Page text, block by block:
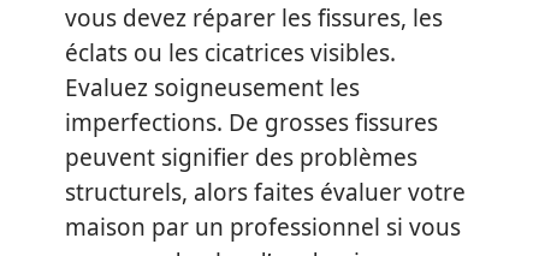
vous devez réparer les fissures, les
éclats ou les cicatrices visibles.
Evaluez soigneusement les
imperfections. De grosses fissures
peuvent signifier des problèmes
structurels, alors faites évaluer votre
maison par un professionnel si vous